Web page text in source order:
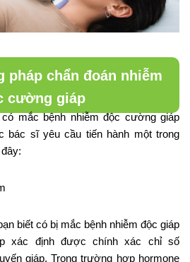
pháp chẩn đoán nhiễm
cường giáp
mắc bệnh nhiễm độc cường giáp
bác sĩ yêu cầu tiến hành một trong
biết có bị mắc bệnh nhiễm độc giáp
xác định được chính xác chỉ số
giáp. Trong trường hợp hormone